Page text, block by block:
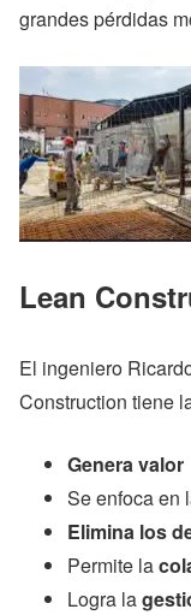
grandes pérdidas
Lean
El ingeniero
Construction tiene
Genera valor
Se enfoca en
Elimina los
Permite la
Logra la